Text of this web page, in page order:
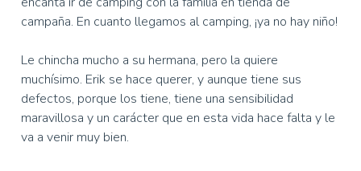
campaña. En cuanto llegamos al camping, ¡ya no hay niño!
Le chincha mucho a su hermana, pero la quiere
muchísimo. Erik se hace querer, y aunque tiene sus
defectos, porque los tiene, tiene una sensibilidad
maravillosa y un carácter que en esta vida hace falta y le
va a venir muy bien.